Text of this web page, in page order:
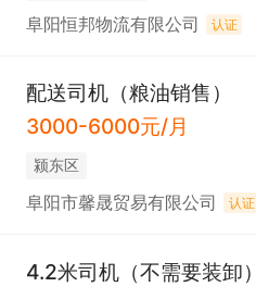
阜阳恒邦物流有限公司 认证
配送司机（粮油销售）
3000-6000元/月
颍东区
阜阳市馨晟贸易有限公司 认证
4.2米司机（不需要装卸）